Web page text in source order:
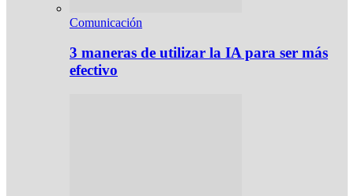
Comunicación
3 maneras de utilizar la IA para ser más
efectivo